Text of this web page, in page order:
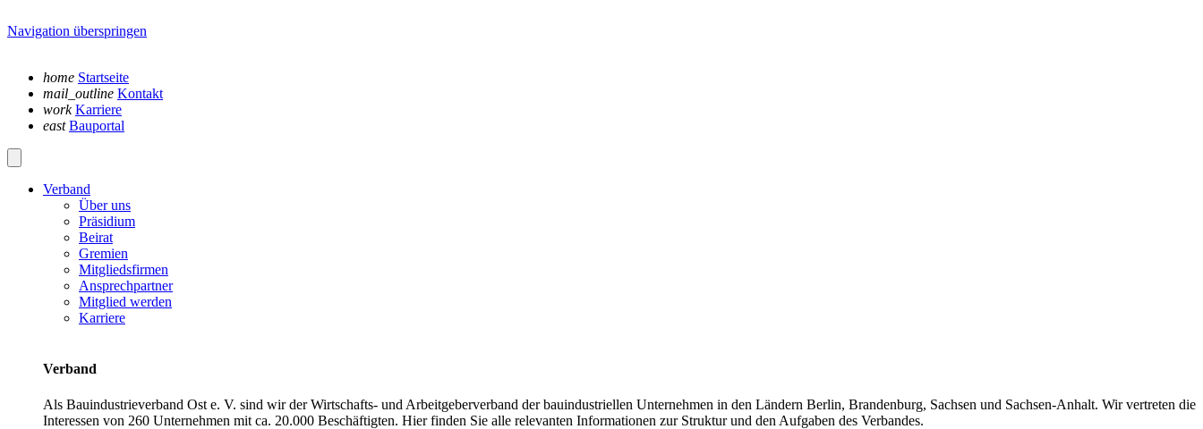
Navigation überspringen
home Startseite
mail_outline Kontakt
work Karriere
east Bauportal
Verband
Über uns
Präsidium
Beirat
Gremien
Mitgliedsfirmen
Ansprechpartner
Mitglied werden
Karriere
Verband
Als Bauindustrieverband Ost e. V. sind wir der Wirtschafts- und Arbeitgeberverband der bauindustriellen Unternehmen in den Ländern Berlin, Brandenburg, Sachsen und Sachsen-Anhalt. Wir vertreten die
Interessen von 260 Unternehmen mit ca. 20.000 Beschäftigten. Hier finden Sie alle relevanten Informationen zur Struktur und den Aufgaben des Verbandes.